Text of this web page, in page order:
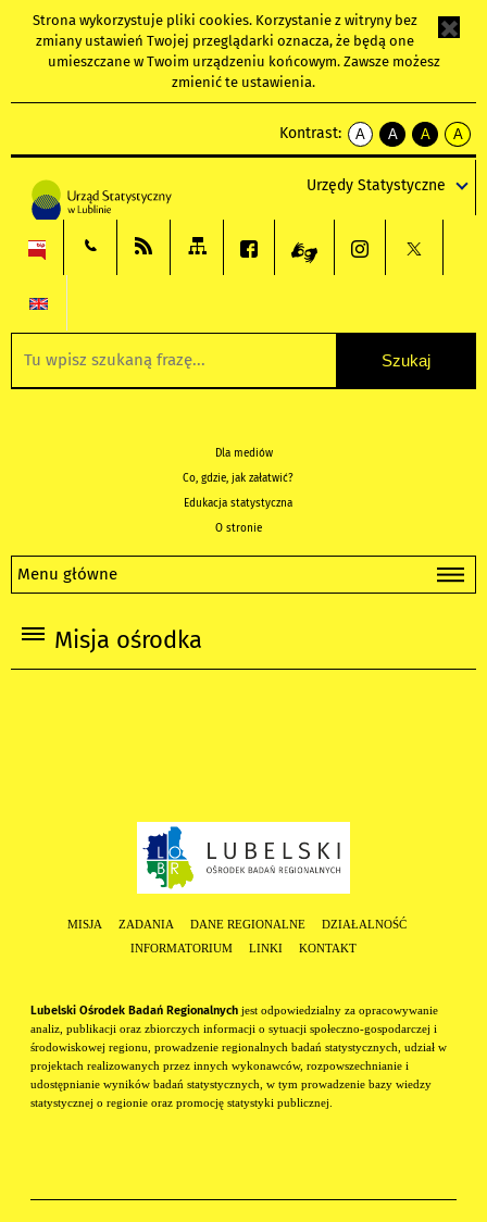
Strona wykorzystuje pliki cookies. Korzystanie z witryny bez
zmiany ustawień Twojej przeglądarki oznacza, że będą one
umieszczane w Twoim urządzeniu końcowym. Zawsze możesz
zmienić te ustawienia.
Kontrast:
A
kontrast
A
kontrast
tekst
czarnym
A
kontrast
tekst
czarnym
A
tekst
żółtym
Urzędy Statystyczne
Dla mediów
Co, gdzie, jak załatwić?
Edukacja statystyczna
O stronie
Menu główne
Misja ośrodka
MISJA ZADANIA DANE REGIONALNE
DZIAŁALNOŚĆ
INFORMATORIUM
LINKI KONTAKT
Lubelski Ośrodek Badań Regionalnychjest odpowiedzialny za opracowywanie
analiz, publikacji oraz zbiorczych informacji o sytuacji społeczno-gospodarczej i
środowiskowej regionu, prowadzenie regionalnych badań statystycznych, udział w
projektach realizowanych przez innych wykonawców, rozpowszechnianie i
udostępnianie wyników badań statystycznych, w tym prowadzenie bazy wiedzy
statystycznej o regionie oraz promocję statystyki publicznej.